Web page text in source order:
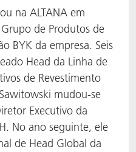
na ALTANA em
de Produtos de
BYK da empresa. Seis
Head da Linha de
de Revestimento
mudou-se
Executivo da
No ano seguinte, ele
de Head Global da